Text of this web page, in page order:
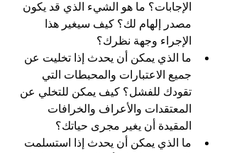
الإجابات؟ ما هو الشيء الذي قد يكون
مصدر إلهام لك؟ كيف سيغير هذا
الإجراء وجهة نظرك؟
ما الذي يمكن أن يحدث إذا تخليت عن
جميع الاعتبارات والمحبطات التي
تقودك للفشل؟ كيف يمكن للتخلي عن
المعتقدات والأعراف والخرافات
المقيدة أن يغير مجرى حياتك؟
ما الذي يمكن أن يحدث إذا استسلمت